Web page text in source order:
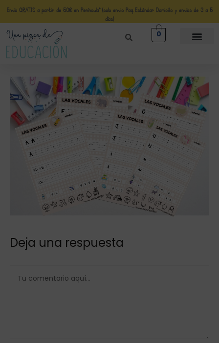
Envío GRATIS a partir de 50€ en Península* (solo envio Paq Estándar Domicilio y envíos de 3 a 5
días)
0
Deja una respuesta